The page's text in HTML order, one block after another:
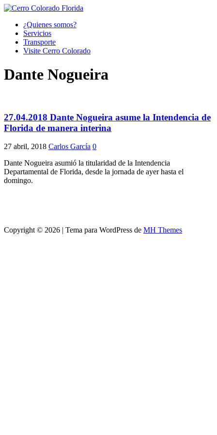
¿Quienes somos?
Servicios
Transporte
Visite Cerro Colorado
Dante Nogueira
27.04.2018 Dante Nogueira asume la Intendencia de
Florida de manera interina
27 abril, 2018 Carlos García 0
Dante Nogueira asumió la titularidad de la Intendencia
Departamental de Florida, desde la jornada de ayer hasta el
domingo.
Copyright © 2026 | Tema para WordPress de MH Themes